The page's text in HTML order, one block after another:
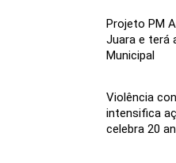
Projeto PM
Juara e terá
Municipal
Violência
intensifica
celebra 20